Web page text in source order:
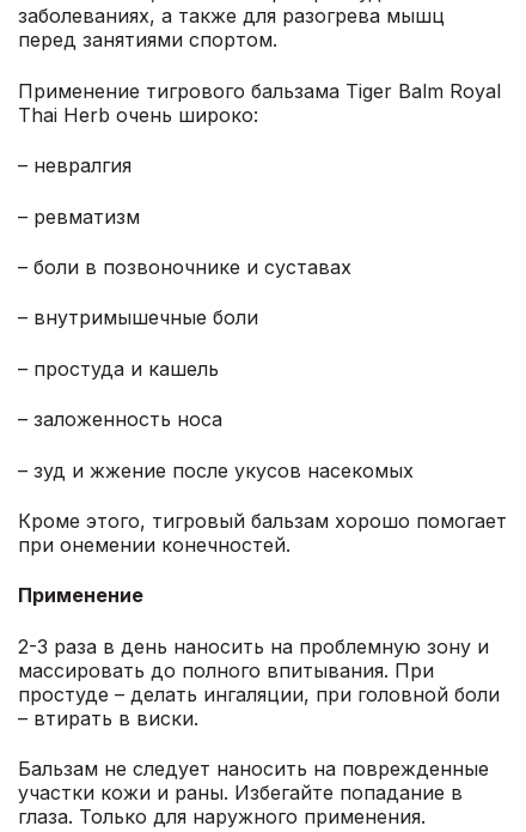
заболеваниях, а также для разогрева мышц
перед занятиями спортом.
Применение тигрового бальзама Tiger Balm Royal
Thai Herb очень широко:
– невралгия
– ревматизм
– боли в позвоночнике и суставах
– внутримышечные боли
– простуда и кашель
– заложенность носа
– зуд и жжение после укусов насекомых
Кроме этого, тигровый бальзам хорошо помогает
при онемении конечностей.
Применение
2-3 раза в день наносить на проблемную зону и
массировать до полного впитывания. При
простуде – делать ингаляции, при головной боли
– втирать в виски.
Бальзам не следует наносить на поврежденные
участки кожи и раны. Избегайте попадание в
глаза. Только для наружного применения.